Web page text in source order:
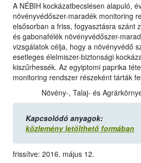
A NÉBIH kockázatbecslésen alapuló,
növényvédőszer-maradék monitoring
elsősorban a friss, fogyasztásra szánt
és gabonafélék növényvédőszer-
vizsgálatok célja, hogy a növényvédő
esetleges élelmiszer-biztonsági
kiszűrhessék. Az egyiptomi paprika
monitoring rendszer részeként tárták
Növény-, Talaj- és
Kapcsolódó anyagok:
közlemény letölthető formában
frissítve: 2016. május 12.